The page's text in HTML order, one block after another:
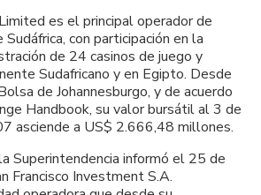
es el principal operador de
con participación en la
de 24 casinos de juego y
Sudafricano y en Egipto. Desde
de Johannesburgo, y de acuerdo
Handbook, su valor bursátil al 3 de
asciende a US$ 2.666,48 millones.
Superintendencia informó el 25 de
Francisco Investment S.A.